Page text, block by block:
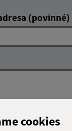
cookies
(povinné)